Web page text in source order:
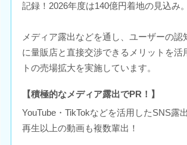
記録！2026年度は140億円着地の見込み。
メディア露出などを通し、ユーザーの認
に量販店と直接交渉できるメリットを活
トの売場拡大を実施しています。
【積極的なメディア露出でPR！】
YouTube・TikTokなどを活用したSNS露
再生以上の動画も複数輩出！